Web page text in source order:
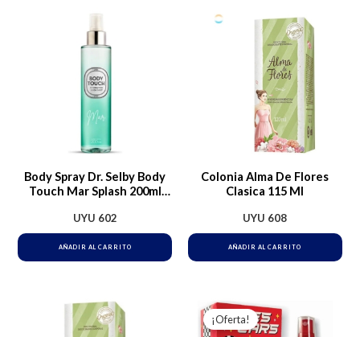
Body Spray Dr. Selby Body
Touch Mar Splash 200ml
UYU 602
AÑADIR AL CARRITO
Colonia Alma De Flores
Clasica 115 Ml
UYU 608
AÑADIR AL CARRITO
¡Oferta!
precio
original
precio
actual